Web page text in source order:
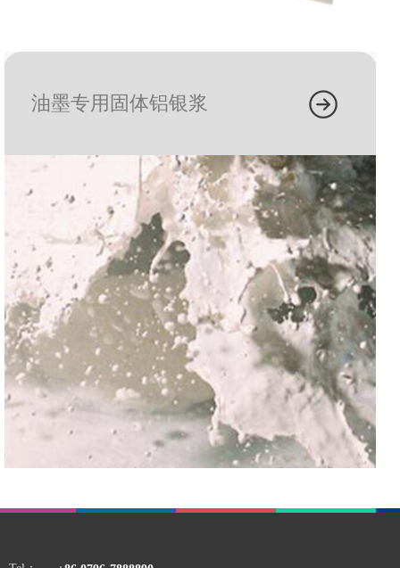
油墨专用固体铝银浆